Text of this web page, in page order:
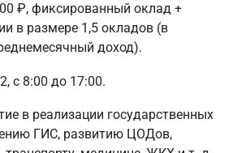
₽, фиксированный оклад +
в размере 1,5 окладов (в
доход).
с 8:00 до 17:00.
в реализации государственных
ГИС, развитию ЦОДов,